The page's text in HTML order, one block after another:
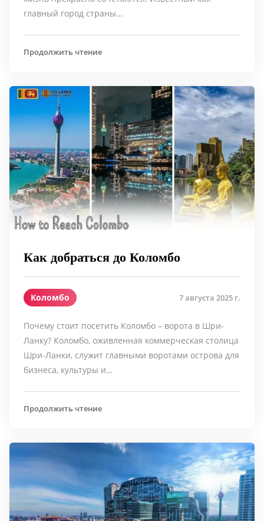
главный город страны…
Продолжить чтение
Как добраться до Коломбо
Коломбо 7 августа 2025 г.
Почему стоит посетить Коломбо – ворота в Шри-
Ланку? Коломбо, оживленная коммерческая столица
Шри-Ланки, служит главными воротами острова для
бизнеса, культуры и…
Продолжить чтение